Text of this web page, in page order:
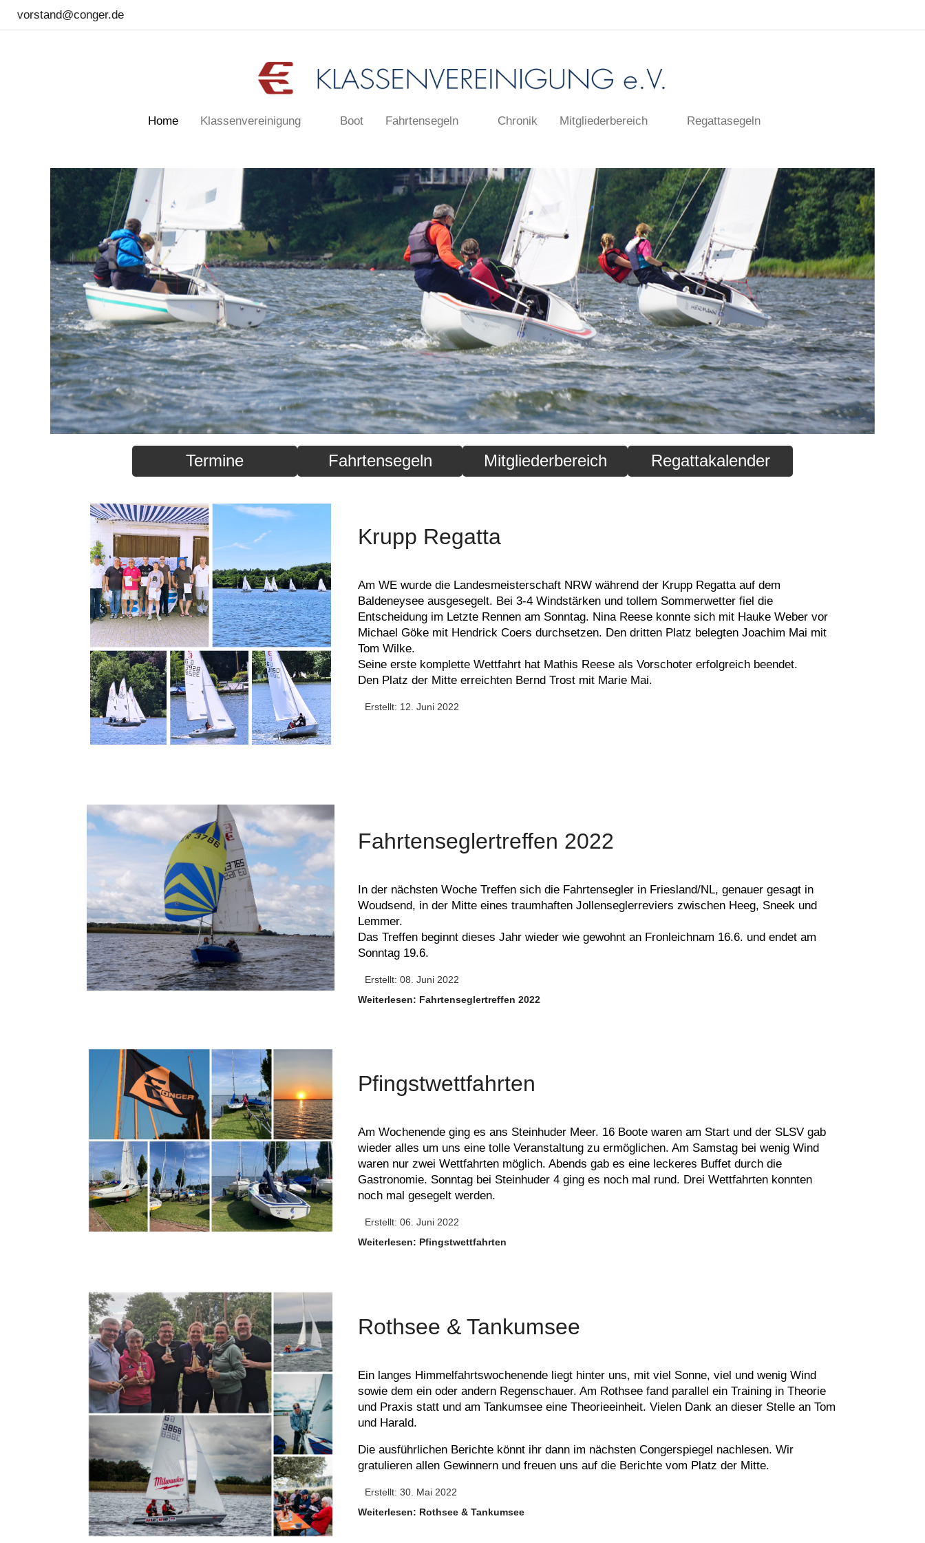
vorstand@conger.de
Home Klassenvereinigung Boot Fahrtensegeln Chronik Mitgliederbereich Regattasegeln
Termine Fahrtensegeln Mitgliederbereich Regattakalender
Krupp Regatta
Am WE wurde die Landesmeisterschaft NRW während der Krupp Regatta auf dem
Baldeneysee ausgesegelt. Bei 3-4 Windstärken und tollem Sommerwetter fiel die
Entscheidung im Letzte Rennen am Sonntag. Nina Reese konnte sich mit Hauke Weber vor
Michael Göke mit Hendrick Coers durchsetzen. Den dritten Platz belegten Joachim Mai mit
Tom Wilke.
Seine erste komplette Wettfahrt hat Mathis Reese als Vorschoter erfolgreich beendet.
Den Platz der Mitte erreichten Bernd Trost mit Marie Mai.
Erstellt: 12. Juni 2022
Fahrtenseglertreffen 2022
In der nächsten Woche Treffen sich die Fahrtensegler in Friesland/NL, genauer gesagt in
Woudsend, in der Mitte eines traumhaften Jollenseglerreviers zwischen Heeg, Sneek und
Lemmer.
Das Treffen beginnt dieses Jahr wieder wie gewohnt an Fronleichnam 16.6. und endet am
Sonntag 19.6.
Erstellt: 08. Juni 2022
Weiterlesen: Fahrtenseglertreffen 2022
Pfingstwettfahrten
Am Wochenende ging es ans Steinhuder Meer. 16 Boote waren am Start und der SLSV gab
wieder alles um uns eine tolle Veranstaltung zu ermöglichen. Am Samstag bei wenig Wind
waren nur zwei Wettfahrten möglich. Abends gab es eine leckeres Buffet durch die
Gastronomie. Sonntag bei Steinhuder 4 ging es noch mal rund. Drei Wettfahrten konnten
noch mal gesegelt werden.
Erstellt: 06. Juni 2022
Weiterlesen: Pfingstwettfahrten
Rothsee & Tankumsee
Ein langes Himmelfahrtswochenende liegt hinter uns, mit viel Sonne, viel und wenig Wind
sowie dem ein oder andern Regenschauer. Am Rothsee fand parallel ein Training in Theorie
und Praxis statt und am Tankumsee eine Theorieeinheit. Vielen Dank an dieser Stelle an Tom
und Harald.
Die ausführlichen Berichte könnt ihr dann im nächsten Congerspiegel nachlesen. Wir
gratulieren allen Gewinnern und freuen uns auf die Berichte vom Platz der Mitte.
Erstellt: 30. Mai 2022
Weiterlesen: Rothsee & Tankumsee